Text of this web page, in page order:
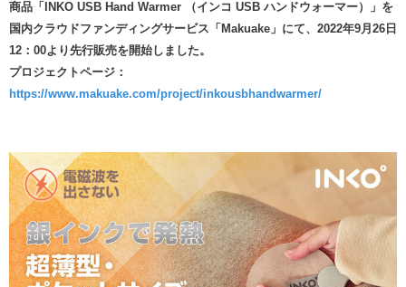
商品「INKO USB Hand Warmer （インコ USB ハンドウォーマー）」を
国内クラウドファンディングサービス「Makuake」にて、2022年9月26日
12：00より先行販売を開始しました。
プロジェクトページ：
https://www.makuake.com/project/inkousbhandwarmer/